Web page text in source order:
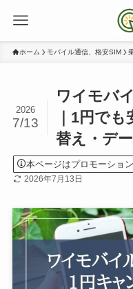
ホーム モバイル通信、格安SIM
ワイモバ
｜1円で
替え・デ
2026
7/13
本ページはプロモーショ
2026年7月13日